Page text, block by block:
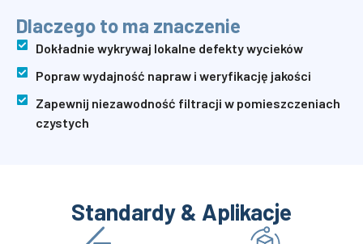
Dlaczego to ma znaczenie
Dokładnie wykrywaj lokalne defekty wycieków
Popraw wydajność napraw i weryfikację jakości
Zapewnij niezawodność filtracji w pomieszczeniach
czystych
Standardy & Aplikacje